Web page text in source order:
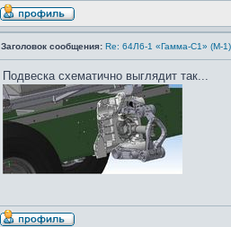
Заголовок сообщения: Re: 64Л6-1 «Гамма-С1» (М-
Подвеска схематично выглядит так...